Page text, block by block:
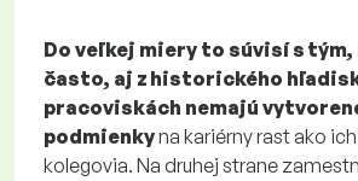
Do veľkej miery to súvisí s tým,
často, aj z historického
pracoviskách nemajú
podmienkyna kariérny rast ako
kolegovia. Na druhej strane